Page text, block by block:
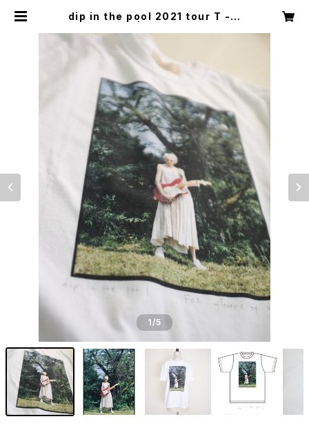
dip in the pool 2021 tour T - s
1/5